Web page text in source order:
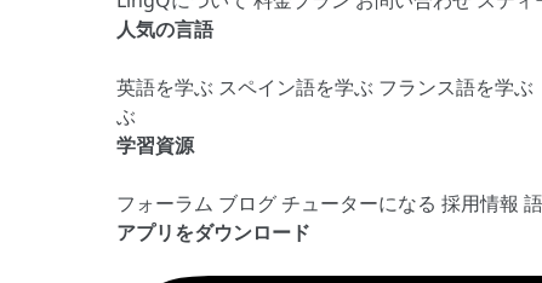
人気の言語
英語を学ぶ スペイン語を学ぶ フランス語を学ぶ
ぶ
学習資源
フォーラム ブログチューターになる 採用情報
アプリをダウンロード